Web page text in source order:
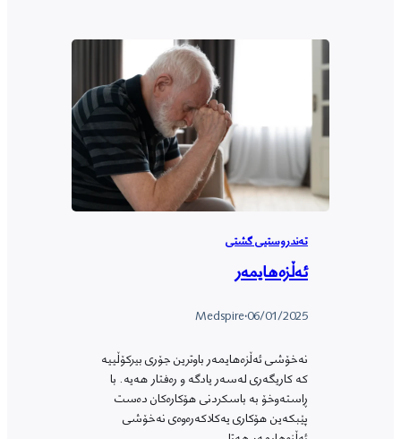
تەندروستیی گشتی
ئەڵزەهایمەر
06/01/2025
·
Medspire
نەخۆشی ئەڵزەهایمەر باوترین جۆری بیرکۆڵییە
کە کاریگەری لەسەر یادگە و رەفتار هەیە. با
ڕاستەوخۆ بە باسکردنی هۆکارەکان دەست
پێبکەین هۆکاری یەکلاکەرەوەی نەخۆشی